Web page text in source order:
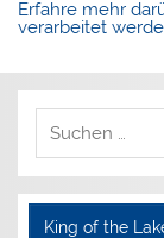
Erfahre mehr
verarbeitet
King of the